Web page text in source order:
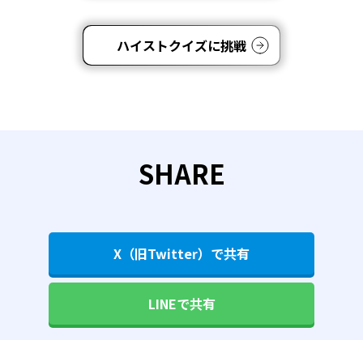
ハイストクイズに挑戦
SHARE
X（旧Twitter）で共有
LINEで共有